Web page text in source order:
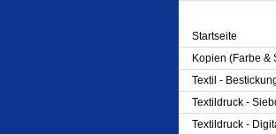
Startseite
Kopien (Farbe &
Textil -
Textildruck -
Textildruck -